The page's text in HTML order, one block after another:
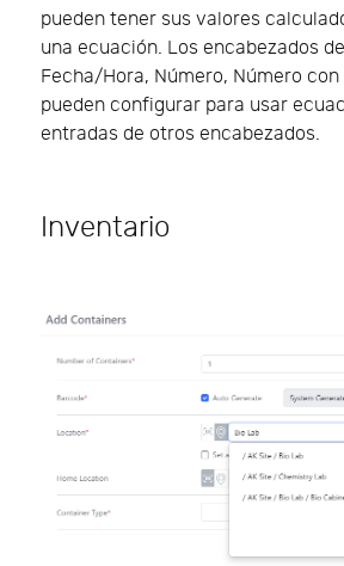
pueden tener sus valores
una ecuación. Los encabezados
Fecha/Hora, Número, Número con
pueden configurar para usar
entradas de otros encabezados.
Inventario